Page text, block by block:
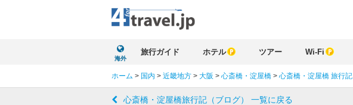
海外
旅行ガイド ホテル ツアー Wi-Fi
ホーム > 国内 > 近畿地方 > 大阪 > 心斎橋・淀屋橋 > 心斎橋・淀屋橋 旅行記
心斎橋・淀屋橋旅行記（ブログ） 一覧に戻る